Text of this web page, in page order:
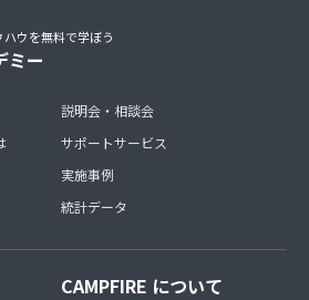
ウを無料で学ぼう
ミー
説明会・相談会
サポートサービス
実施事例
統計データ
CAMPFIRE について